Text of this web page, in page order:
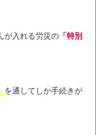
が入れる労災の 「特別
を通してしか手続きが